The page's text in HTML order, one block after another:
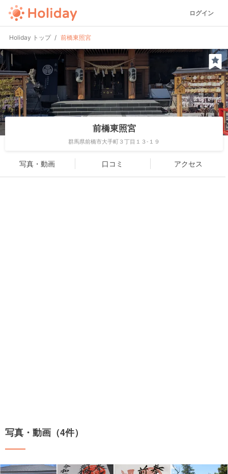
ログイン
Holiday トップ 前橋東照宮
前橋東照宮
群馬県前橋市大手町３丁目１３-１９
写真・動画 口コミ アクセス
写真・動画（4件）